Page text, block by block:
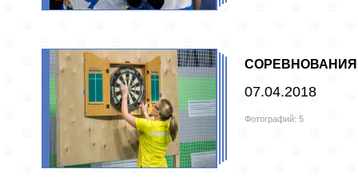
СОРЕВНОВАНИЯ
07.04.2018
Фотографий: 5